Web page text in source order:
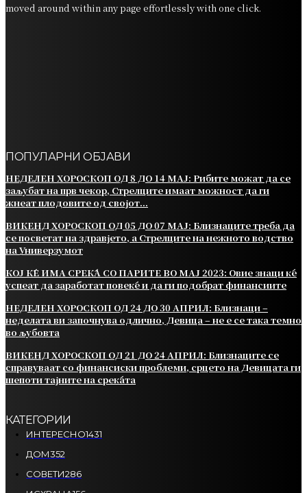
moved around within any page effortlessly with one click.
ПОПУЛАРНИ ОБЈАВИ
НЕДЕЛЕН ХОРОСКОП ОД 8 ДО 14 МАЈ: Рибите можат да се
заљубат на прв чекор, Стрелците имаат можност да ги
жнеат плодовите од својот...
ВИКЕНД ХОРОСКОП ОД 05 ДО 07 МАЈ: Близнаците треба да
се посветат на здравјето, а Стрелците на нежното водство
на Универзумот
КОЈ ЌЕ ИМА СРЕЌА СО ПАРИТЕ ВО МАЈ 2023: Овие знаци ќе
успеат да заработат повеќе и да ги подобрат финансиите
НЕДЕЛЕН ХОРОСКОП ОД 24 ДО 30 АПРИЛ: Близнаци –
неделата ви започнува одлично, Девица – не е се така темно
во љубовта
ВИКЕНД ХОРОСКОП ОД 21 ДО 24 АПРИЛ: Близнаците се
справуваат со финансиски проблеми, срцето на Девицата ги
шепоти тајните на среќата
КАТЕГОРИИ
ИНТЕРЕСНО1431
ДОМ352
СОВЕТИ286